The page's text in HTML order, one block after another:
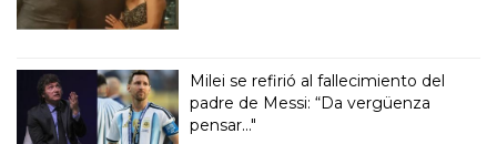
Milei se refirió al fallecimiento del
padre de Messi: “Da vergüenza
pensar..."